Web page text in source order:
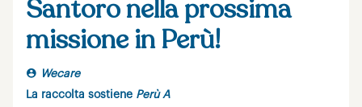
Santoro nella prossima
missione in Perù!
Wecare
La raccolta sostiene Perù A